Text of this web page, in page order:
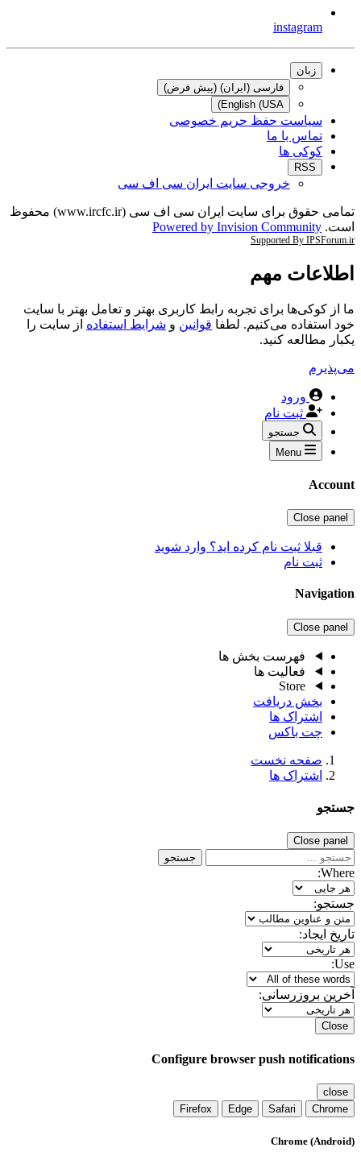
instagram
زبان
فارسی (ایران) (پیش فرض)
English (USA)
سیاست حفظ حریم خصوصی
تماس با ما
کوکی ها
RSS
خروجی سایت ایران سی اف سی
تمامی حقوق برای سایت ایران سی اف سی (www.ircfc.ir) محفوظ
است. Powered by Invision Community
Supported By IPSForum.ir
اطلاعات مهم
ما از کوکی‌ها برای تجربه رابط کاربری بهتر و تعامل بهتر با سایت
خود استفاده می‌کنیم. لطفا قوانین و شرایط استفاده از سایت را
یکبار مطالعه کنید.
می‌پذیرم
ورود
ثبت نام
جستجو
Menu
Account
Close panel
قبلا ثبت نام کرده اید؟ وارد شوید
ثبت نام
Navigation
Close panel
فهرست بخش ها
فعالیت ها
Store
بخش دریافت
اشتراک ها
چت باکس
صفحه نخست
اشتراک ها
جستجو
Close panel
جستجو
Where:
جستجو:
تاریخ ایجاد:
Use:
آخرین بروزرسانی:
Close
Configure browser push notifications
close
Chrome
Safari
Edge
Firefox
Chrome (Android)